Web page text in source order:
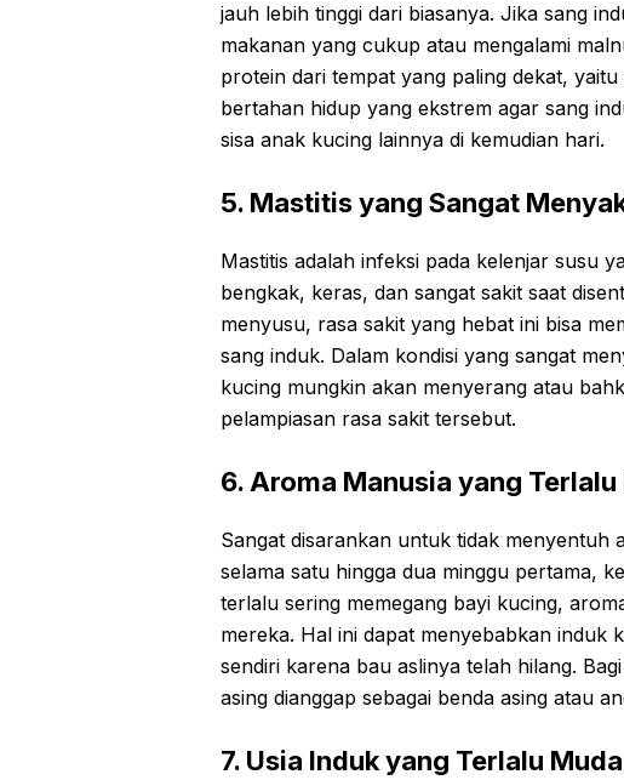
jauh lebih tinggi dari biasanya. Jika sang
makanan yang cukup atau mengalami
protein dari tempat yang paling dekat,
bertahan hidup yang ekstrem agar sang
sisa anak kucing lainnya di kemudian hari.
5. Mastitis yang Sangat
Mastitis adalah infeksi pada kelenjar susu
bengkak, keras, dan sangat sakit saat
menyusu, rasa sakit yang hebat ini bisa
sang induk. Dalam kondisi yang sangat
kucing mungkin akan menyerang atau
pelampiasan rasa sakit tersebut.
6. Aroma Manusia yang Terlalu
Sangat disarankan untuk tidak menyentuh
selama satu hingga dua minggu pertama,
terlalu sering memegang bayi kucing,
mereka. Hal ini dapat menyebabkan induk
sendiri karena bau aslinya telah hilang.
asing dianggap sebagai benda asing atau
7. Usia Induk yang Terlalu Muda